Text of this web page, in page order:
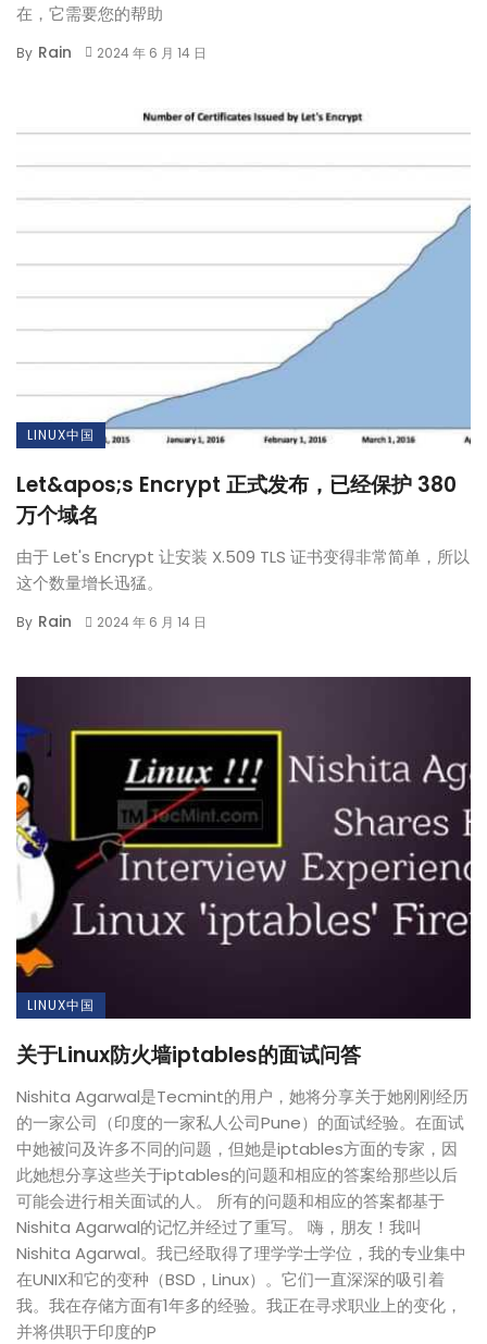
在，它需要您的帮助
By Rain 2024 年 6 月 14 日
LINUX中国
Let&apos;s Encrypt 正式发布，已经保护 380
万个域名
由于 Let's Encrypt 让安装 X.509 TLS 证书变得非常简单，所以
这个数量增长迅猛。
By Rain 2024 年 6 月 14 日
LINUX中国
关于Linux防火墙iptables的面试问答
Nishita Agarwal是Tecmint的用户，她将分享关于她刚刚经历
的一家公司（印度的一家私人公司Pune）的面试经验。在面试
中她被问及许多不同的问题，但她是iptables方面的专家，因
此她想分享这些关于iptables的问题和相应的答案给那些以后
可能会进行相关面试的人。 所有的问题和相应的答案都基于
Nishita Agarwal的记忆并经过了重写。 嗨，朋友！我叫
Nishita Agarwal。我已经取得了理学学士学位，我的专业集中
在UNIX和它的变种（BSD，Linux）。它们一直深深的吸引着
我。我在存储方面有1年多的经验。我正在寻求职业上的变化，
并将供职于印度的P